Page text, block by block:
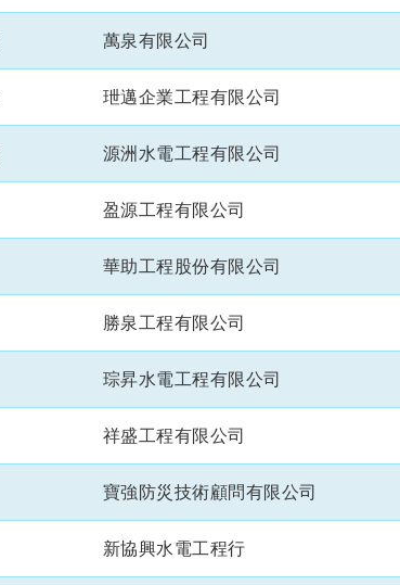
萬泉有限公司
玴邁企業工程有限公司
源洲水電工程有限公司
盈源工程有限公司
華助工程股份有限公司
勝泉工程有限公司
琮昇水電工程有限公司
祥盛工程有限公司
寶強防災技術顧問有限公司
新協興水電工程行